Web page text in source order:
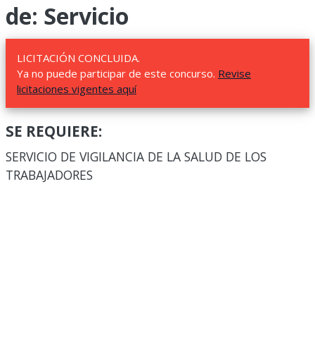
de: Servicio
LICITACIÓN CONCLUIDA.
Ya no puede participar de este concurso. Revise
licitaciones vigentes aquí
SE REQUIERE:
SERVICIO DE VIGILANCIA DE LA SALUD DE LOS
TRABAJADORES